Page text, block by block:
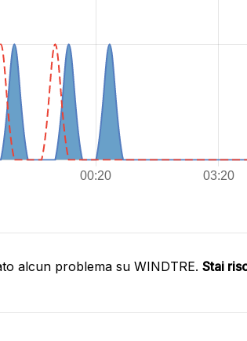
alcun problema su WINDTRE. Stai